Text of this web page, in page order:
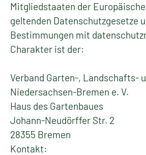
Mitgliedstaaten der
geltenden Datenschutzgesetze
Bestimmungen mit
Charakter ist der:
Verband Garten-, Landschafts-
Niedersachsen-Bremen e. V.
Haus des Gartenbaues
Johann-Neudörffer Str. 2
28355 Bremen
Kontakt: